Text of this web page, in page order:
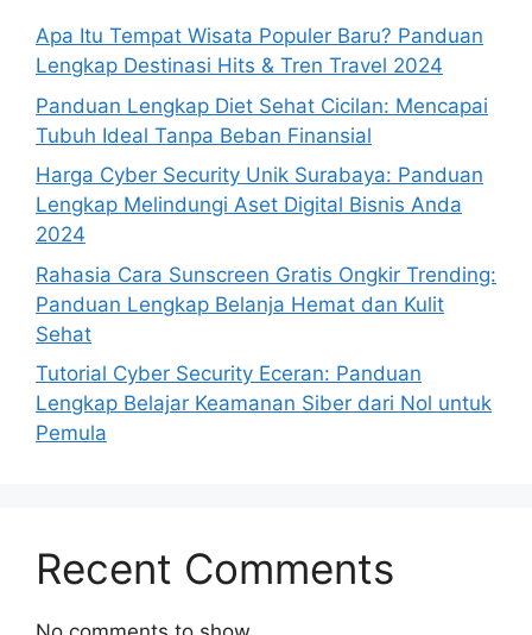
Apa Itu Tempat Wisata Populer Baru? Panduan
Lengkap Destinasi Hits & Tren Travel 2024
Panduan Lengkap Diet Sehat Cicilan: Mencapai
Tubuh Ideal Tanpa Beban Finansial
Harga Cyber Security Unik Surabaya: Panduan
Lengkap Melindungi Aset Digital Bisnis Anda
2024
Rahasia Cara Sunscreen Gratis Ongkir Trending:
Panduan Lengkap Belanja Hemat dan Kulit
Sehat
Tutorial Cyber Security Eceran: Panduan
Lengkap Belajar Keamanan Siber dari Nol untuk
Pemula
Recent Comments